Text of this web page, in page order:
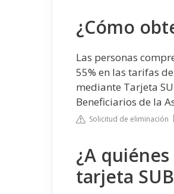
¿Cómo
Las personas
55% en las tarifas
mediante Tarjeta
Beneficiarios de la
Solicitud de eliminación
¿A
tarjeta